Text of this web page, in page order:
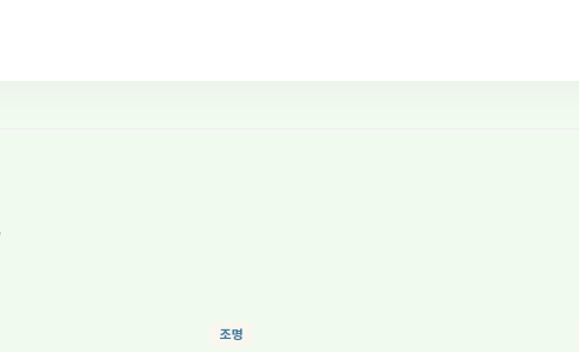
조명